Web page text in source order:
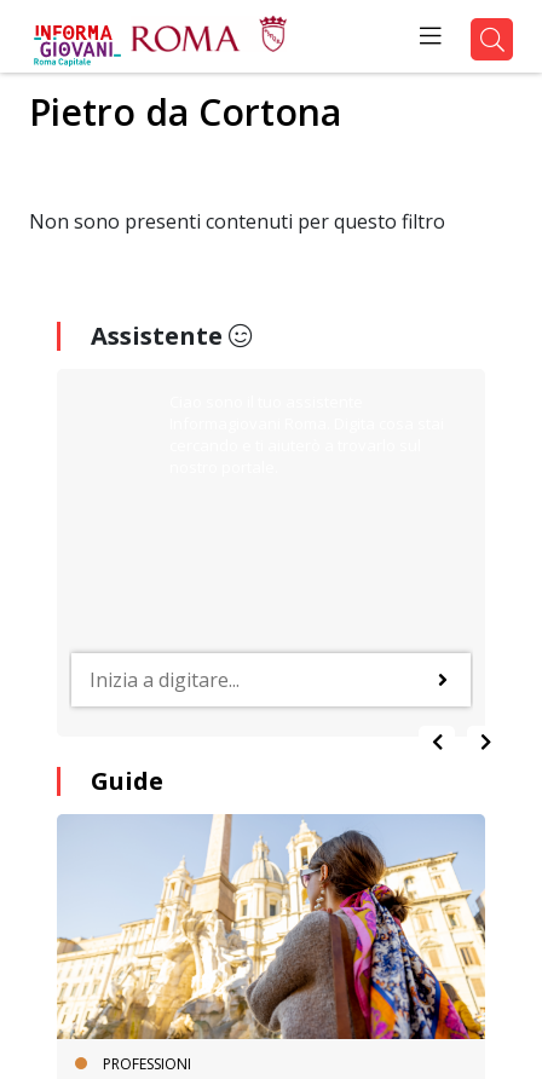
Pietro da Cortona
Non sono presenti contenuti per questo filtro
Assistente
Guide
PROFESSIONI